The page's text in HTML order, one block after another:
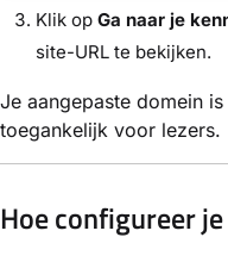
Klik op Ga naar je
site-URL te bekijken.
Je aangepaste domein
toegankelijk voor lezers.
Hoe configureer